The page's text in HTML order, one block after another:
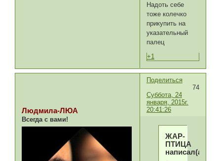
Надоть себе
тоже колечко
прикупить на
указательный
палец
+1
Поделиться
74
Суббота, 24
января, 2015г.
20:41:26
Людмила-ЛЮА
Всегда с вами!
ЖАР-
ПТИЦА
написал(а):